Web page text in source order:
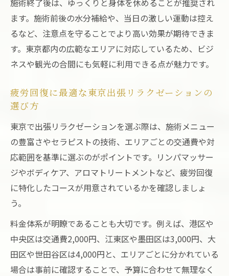
術
東京都の出張エステでリラクゼーション体
験を充実
東京出張リラクゼーションが選ばれる理由
仕事の合間に利用できる東京出張エステの
施術終了後は、ゆっくりと身体を休めることが推奨され
ます。施術前後の水分補給や、当日の激しい運動は控え
るなど、注意点を守ることでより高い効果が期待できま
す。東京都内の広範なエリアに対応しているため、ビジ
ネスや観光の合間にも気軽に利用できる点が魅力です。
疲労回復に最適な東京出張リラクゼーションの
選び方
東京で出張リラクゼーションを選ぶ際は、施術メニュー
の豊富さやセラピストの技術、エリアごとの交通費や対
応範囲を基準に選ぶのがポイントです。リンパマッサー
ジやボディケア、アロマトリートメントなど、疲労回復
に特化したコースが用意されているかを確認しましょ
う。
料金体系が明瞭であることも大切です。例えば、港区や
中央区は交通費2,000円、江東区や墨田区は3,000円、大
田区や世田谷区は4,000円と、エリアごとに分かれている
場合は事前に確認することで、予算に合わせて無理なく